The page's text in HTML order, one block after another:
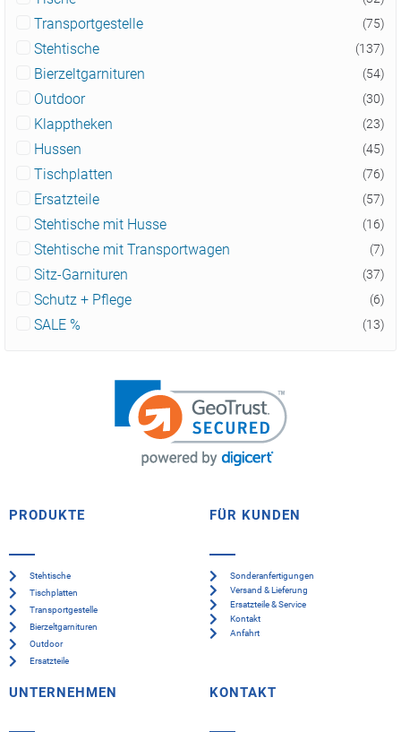
Transportgestelle (75)
Stehtische (137)
Bierzeltgarnituren (54)
Outdoor (30)
Klapptheken (23)
Hussen (45)
Tischplatten (76)
Ersatzteile (57)
Stehtische mit Husse (16)
Stehtische mit Transportwagen (7)
Sitz-Garnituren (37)
Schutz + Pflege (6)
SALE % (13)
PRODUKTE
Stehtische
Tischplatten
Transportgestelle
Bierzeltgarnituren
Outdoor
Ersatzteile
FÜR KUNDEN
Sonderanfertigungen
Versand & Lieferung
Ersatzteile & Service
Kontakt
Anfahrt
UNTERNEHMEN KONTAKT